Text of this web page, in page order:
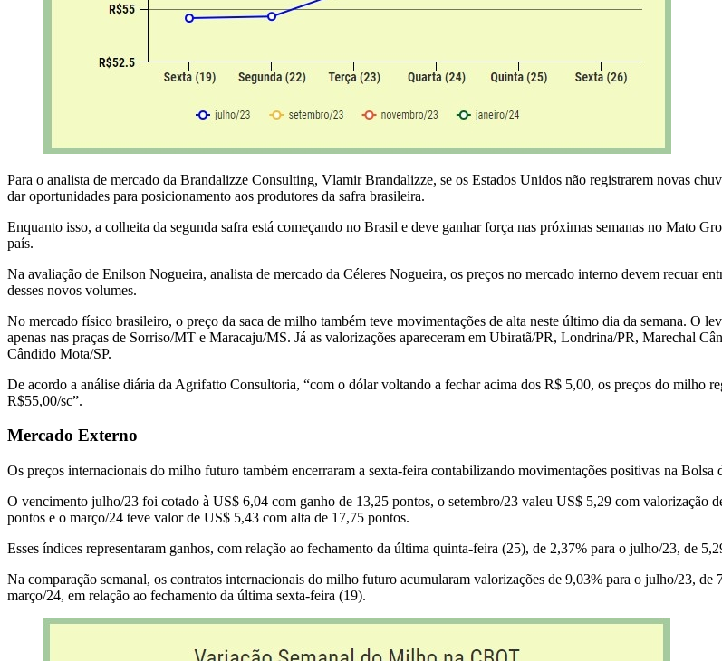
Para o analista de mercado da Brandalizze Consulting, Vlamir Brandalizze, se os Estados Unidos não registrarem novas
dar oportunidades para posicionamento aos produtores da safra brasileira.
Enquanto isso, a colheita da segunda safra está começando no Brasil e deve ganhar força nas próximas semanas no Mato
país.
Na avaliação de Enilson Nogueira, analista de mercado da Céleres Nogueira, os preços no mercado interno devem recuar
desses novos volumes.
No mercado físico brasileiro, o preço da saca de milho também teve movimentações de alta neste último dia da semana. O
apenas nas praças de Sorriso/MT e Maracaju/MS. Já as valorizações apareceram em Ubiratã/PR, Londrina/PR, Marechal
Cândido Mota/SP.
De acordo a análise diária da Agrifatto Consultoria, “com o dólar voltando a fechar acima dos R$ 5,00, os preços do milho
R$55,00/sc”.
Mercado Externo
Os preços internacionais do milho futuro também encerraram a sexta-feira contabilizando movimentações positivas na
O vencimento julho/23 foi cotado à US$ 6,04 com ganho de 13,25 pontos, o setembro/23 valeu US$ 5,29 com valorização
pontos e o março/24 teve valor de US$ 5,43 com alta de 17,75 pontos.
Esses índices representaram ganhos, com relação ao fechamento da última quinta-feira (25), de 2,37% para o julho/23, de
Na comparação semanal, os contratos internacionais do milho futuro acumularam valorizações de 9,03% para o julho/23,
março/24, em relação ao fechamento da última sexta-feira (19).